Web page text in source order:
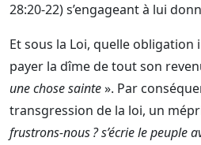
28:20-22) s’engageant à lui
Et sous la Loi, quelle
payer la dîme de tout son
une chose sainte». Par
transgression de la loi, un
frustrons-nous ? s’écrie le peuple